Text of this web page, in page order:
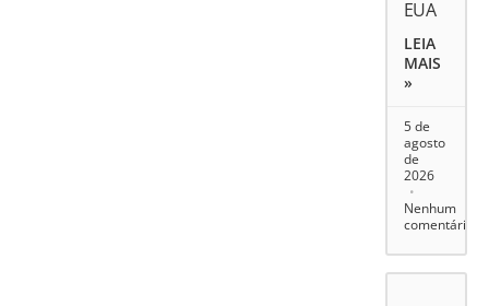
EUA
LEIA
MAIS
»
5 de
agosto
de
2026
Nenhum
comentário